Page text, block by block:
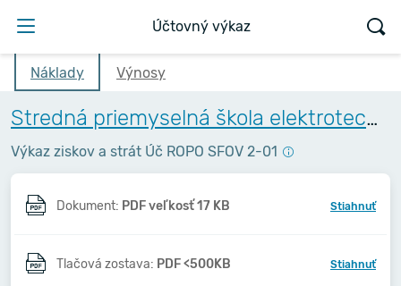
Účtovný výkaz
Náklady Výnosy
Stredná priemyselná škola elektrotechnická, Komenského 44, Košice
Výkaz ziskov a strát Úč ROPO SFOV 2-01
Dokument: PDF veľkosť 17 KB Stiahnuť
Tlačová zostava: PDF <500KB Stiahnuť